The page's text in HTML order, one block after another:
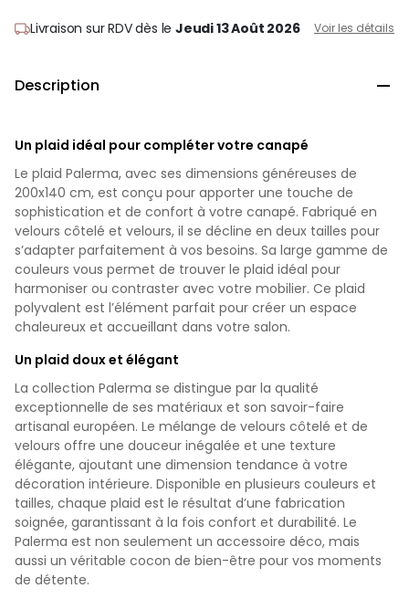
Livraison sur RDVdès leJeudi 13 Août 2026 Voir les détails
Description 
Un plaid idéal pour compléter votre canapé
Le plaid Palerma, avec ses dimensions généreuses de
200x140 cm, est conçu pour apporter une touche de
sophistication et de confort à votre canapé. Fabriqué en
velours côtelé et velours, il se décline en deux tailles pour
s’adapter parfaitement à vos besoins. Sa large gamme de
couleurs vous permet de trouver le plaid idéal pour
harmoniser ou contraster avec votre mobilier. Ce plaid
polyvalent est l’élément parfait pour créer un espace
chaleureux et accueillant dans votre salon.
Un plaid doux et élégant
La collection Palerma se distingue par la qualité
exceptionnelle de ses matériaux et son savoir-faire
artisanal européen. Le mélange de velours côtelé et de
velours offre une douceur inégalée et une texture
élégante, ajoutant une dimension tendance à votre
décoration intérieure. Disponible en plusieurs couleurs et
tailles, chaque plaid est le résultat d’une fabrication
soignée, garantissant à la fois confort et durabilité. Le
Palerma est non seulement un accessoire déco, mais
aussi un véritable cocon de bien-être pour vos moments
de détente.